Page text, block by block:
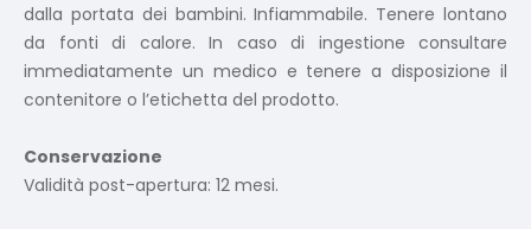
dalla portata dei bambini. Infiammabile. Tenere lontano
da fonti di calore. In caso di ingestione consultare
immediatamente un medico e tenere a disposizione il
contenitore o l’etichetta del prodotto.
Conservazione
Validità post-apertura: 12 mesi.